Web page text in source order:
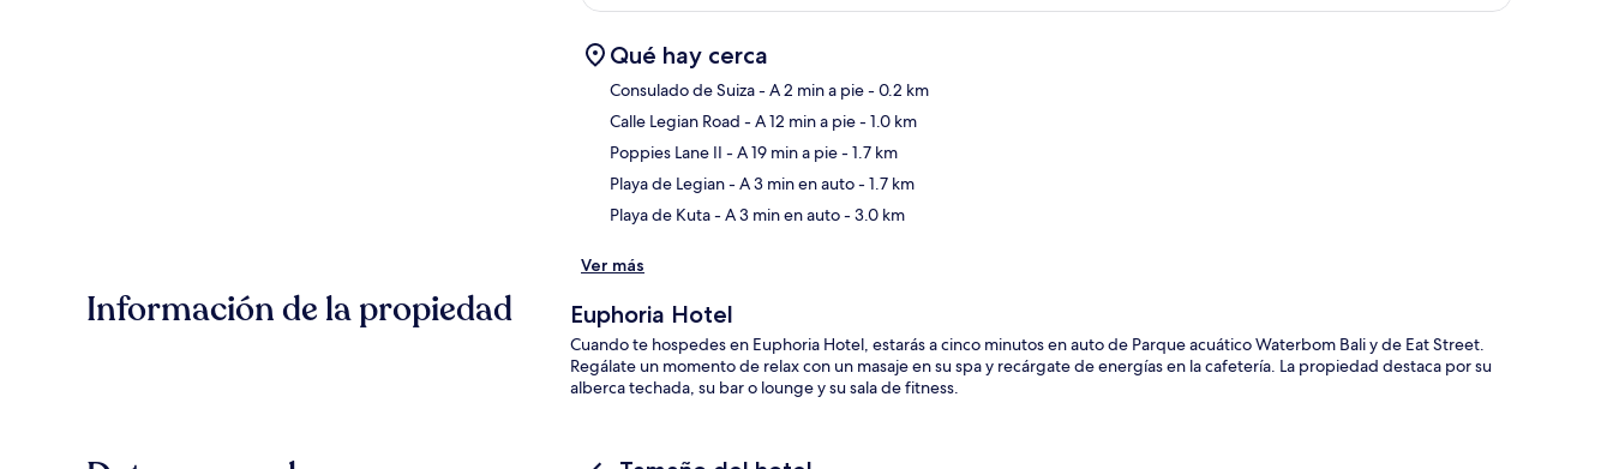
Qué hay cerca
Consulado de Suiza- A 2 min a pie- 0.2 km
Calle Legian Road - A 12 min a pie- 1.0 km
Poppies Lane II - A 19 min a pie- 1.7 km
Playa de Legian- A 3 min en auto- 1.7 km
Playa de Kuta- A 3 min en auto- 3.0 km
Ver más
Información de la propiedad Euphoria Hotel
Cuando te hospedes en Euphoria Hotel, estarás a cinco minutos en auto de Parque acuático Waterbom Bali y de Eat Street.
Regálate un momento de relax con un masaje en su spa y recárgate de energías en la cafetería. La propiedad destaca por su
alberca techada, su bar o lounge y su sala de fitness.